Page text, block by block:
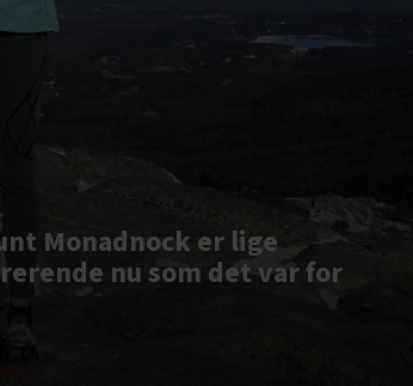
Monadnock er lige
nu som det var for